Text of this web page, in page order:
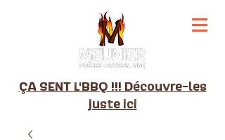
ÇA SENT L'BBQ !!! Découvre-les
juste ici